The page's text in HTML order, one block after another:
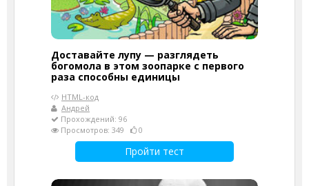
Доставайте лупу — разглядеть
богомола в этом зоопарке с первого
раза способны единицы
HTML-код
Андрей
Прохождений: 96
Просмотров: 349
0
Пройти тест